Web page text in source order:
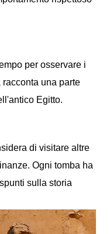
per osservare i
una parte
Egitto.
di visitare altre
Ogni tomba ha
sulla storia